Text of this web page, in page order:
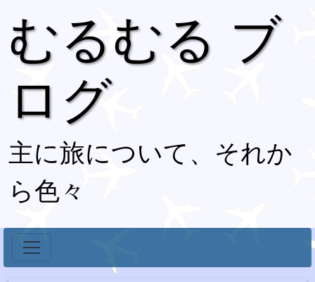
むるむる ブ
ログ
主に旅について、それか
ら色々